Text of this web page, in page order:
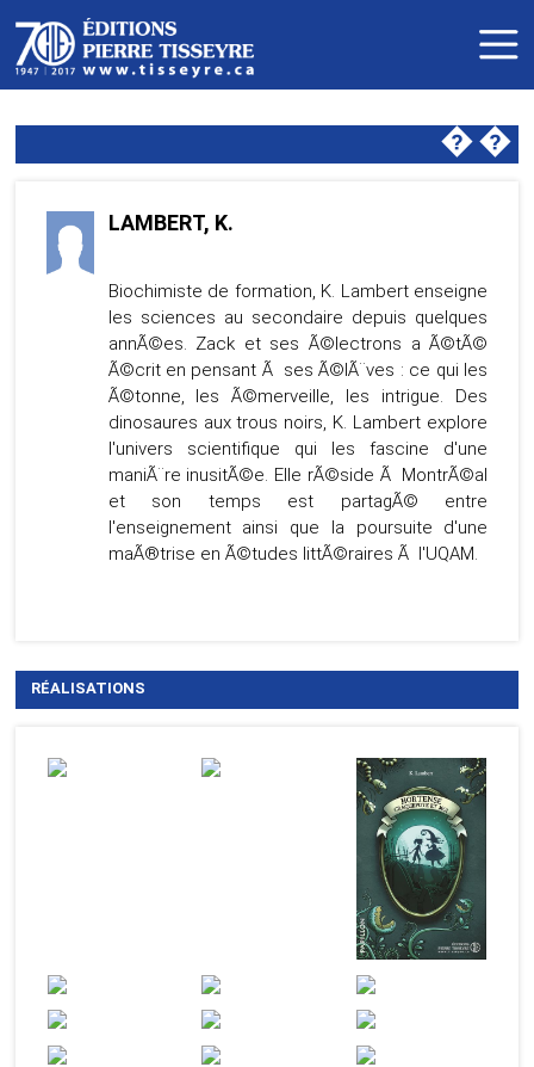
��
LAMBERT, K.
Biochimiste de formation, K. Lambert enseigne
les sciences au secondaire depuis quelques
annÃ©es. Zack et ses Ã©lectrons a Ã©tÃ©
Ã©crit en pensant Ã ses Ã©lÃ¨ves : ce qui les
Ã©tonne, les Ã©merveille, les intrigue. Des
dinosaures aux trous noirs, K. Lambert explore
l'univers scientifique qui les fascine d'une
maniÃ¨re inusitÃ©e. Elle rÃ©side Ã MontrÃ©al
et son temps est partagÃ© entre
l'enseignement ainsi que la poursuite d'une
maÃ®trise en Ã©tudes littÃ©raires Ã l'UQAM.
RÉALISATIONS